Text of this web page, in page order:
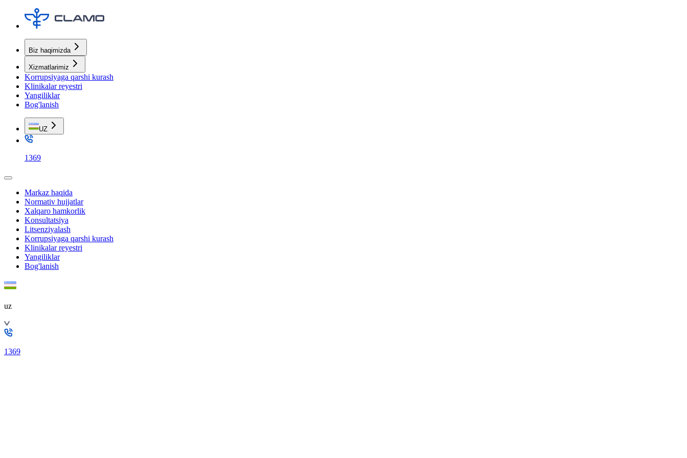
Biz haqimizda
Xizmatlarimiz
Korrupsiyaga qarshi kurash
Klinikalar reyestri
Yangiliklar
Bog'lanish
UZ
1369
Markaz haqida
Normativ hujjatlar
Xalqaro hamkorlik
Konsultatsiya
Litsenziyalash
Korrupsiyaga qarshi kurash
Klinikalar reyestri
Yangiliklar
Bog'lanish
uz
1369